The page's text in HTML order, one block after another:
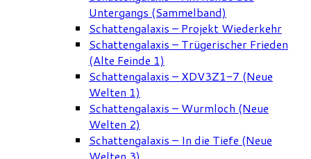
Untergangs (Sammelband)
Schattengalaxis – Projekt Wiederkehr
Schattengalaxis – Trügerischer Frieden
(Alte Feinde 1)
Schattengalaxis – XDV3Z1-7 (Neue
Welten 1)
Schattengalaxis – Wurmloch (Neue
Welten 2)
Schattengalaxis – In die Tiefe (Neue